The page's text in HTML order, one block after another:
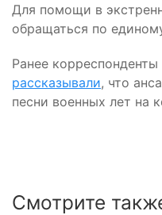
Для помощи в
обращаться по
Ранее
рассказывали, что
песни военных лет на
Смотрите